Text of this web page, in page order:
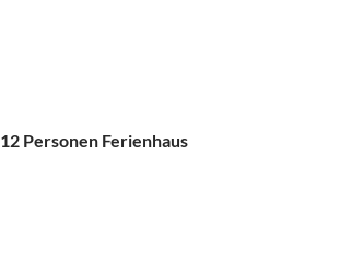
12 Personen Ferienhaus